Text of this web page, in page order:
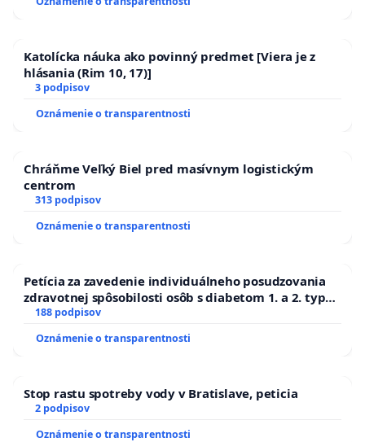
Katolícka náuka ako povinný predmet [Viera je z
hlásania (Rim 10, 17)]
3 podpisov
Oznámenie o transparentnosti
Chráňme Veľký Biel pred masívnym logistickým
centrom
313 podpisov
Oznámenie o transparentnosti
Petícia za zavedenie individuálneho posudzovania
zdravotnej spôsobilosti osôb s diabetom 1. a 2. typu
pri prijímaní do Policajného zboru SR
188 podpisov
Oznámenie o transparentnosti
Stop rastu spotreby vody v Bratislave, peticia
2 podpisov
Oznámenie o transparentnosti